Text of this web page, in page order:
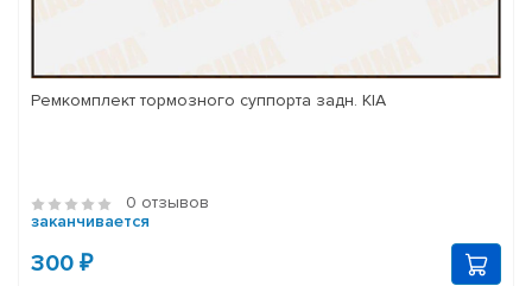
Ремкомплект тормозного суппорта задн. KIA
0 отзывов
заканчивается
300 ₽